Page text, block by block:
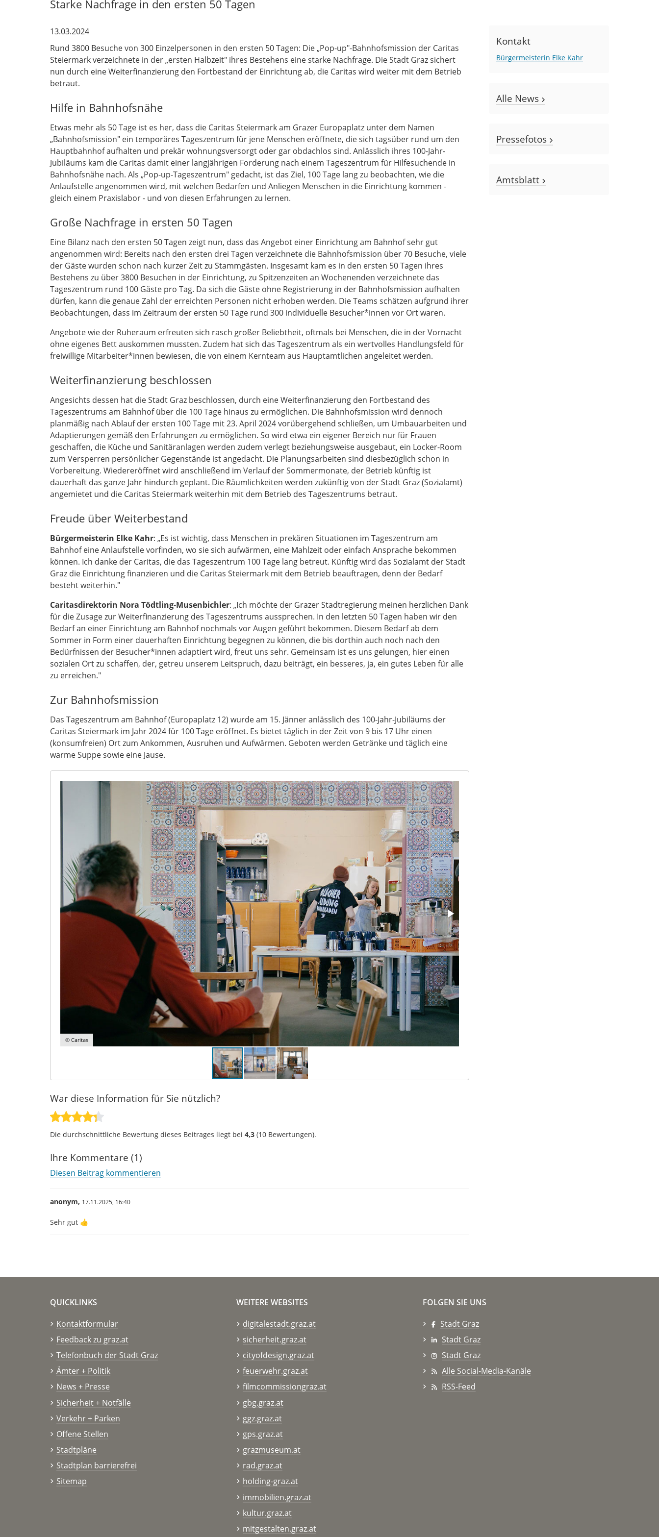
Starke Nachfrage in den ersten 50 Tagen
13.03.2024
Rund 3800 Besuche von 300 Einzelpersonen in den ersten 50 Tagen: Die „Pop-up"-Bahnhofsmission der Caritas
Steiermark verzeichnete in der „ersten Halbzeit" ihres Bestehens eine starke Nachfrage. Die Stadt Graz sichert
nun durch eine Weiterfinanzierung den Fortbestand der Einrichtung ab, die Caritas wird weiter mit dem Betrieb
betraut.
Hilfe in Bahnhofsnähe
Etwas mehr als 50 Tage ist es her, dass die Caritas Steiermark am Grazer Europaplatz unter dem Namen
„Bahnhofsmission" ein temporäres Tageszentrum für jene Menschen eröffnete, die sich tagsüber rund um den
Hauptbahnhof aufhalten und prekär wohnungsversorgt oder gar obdachlos sind. Anlässlich ihres 100-Jahr-
Jubiläums kam die Caritas damit einer langjährigen Forderung nach einem Tageszentrum für Hilfesuchende in
Bahnhofsnähe nach. Als „Pop-up-Tageszentrum" gedacht, ist das Ziel, 100 Tage lang zu beobachten, wie die
Anlaufstelle angenommen wird, mit welchen Bedarfen und Anliegen Menschen in die Einrichtung kommen -
gleich einem Praxislabor - und von diesen Erfahrungen zu lernen.
Große Nachfrage in ersten 50 Tagen
Eine Bilanz nach den ersten 50 Tagen zeigt nun, dass das Angebot einer Einrichtung am Bahnhof sehr gut
angenommen wird: Bereits nach den ersten drei Tagen verzeichnete die Bahnhofsmission über 70 Besuche, viele
der Gäste wurden schon nach kurzer Zeit zu Stammgästen. Insgesamt kam es in den ersten 50 Tagen ihres
Bestehens zu über 3800 Besuchen in der Einrichtung, zu Spitzenzeiten an Wochenenden verzeichnete das
Tageszentrum rund 100 Gäste pro Tag. Da sich die Gäste ohne Registrierung in der Bahnhofsmission aufhalten
dürfen, kann die genaue Zahl der erreichten Personen nicht erhoben werden. Die Teams schätzen aufgrund ihrer
Beobachtungen, dass im Zeitraum der ersten 50 Tage rund 300 individuelle Besucher*innen vor Ort waren.
Angebote wie der Ruheraum erfreuten sich rasch großer Beliebtheit, oftmals bei Menschen, die in der Vornacht
ohne eigenes Bett auskommen mussten. Zudem hat sich das Tageszentrum als ein wertvolles Handlungsfeld für
freiwillige Mitarbeiter*innen bewiesen, die von einem Kernteam aus Hauptamtlichen angeleitet werden.
Weiterfinanzierung beschlossen
Angesichts dessen hat die Stadt Graz beschlossen, durch eine Weiterfinanzierung den Fortbestand des
Tageszentrums am Bahnhof über die 100 Tage hinaus zu ermöglichen. Die Bahnhofsmission wird dennoch
planmäßig nach Ablauf der ersten 100 Tage mit 23. April 2024 vorübergehend schließen, um Umbauarbeiten und
Adaptierungen gemäß den Erfahrungen zu ermöglichen. So wird etwa ein eigener Bereich nur für Frauen
geschaffen, die Küche und Sanitäranlagen werden zudem verlegt beziehungsweise ausgebaut, ein Locker-Room
zum Versperren persönlicher Gegenstände ist angedacht. Die Planungsarbeiten sind diesbezüglich schon in
Vorbereitung. Wiedereröffnet wird anschließend im Verlauf der Sommermonate, der Betrieb künftig ist
dauerhaft das ganze Jahr hindurch geplant. Die Räumlichkeiten werden zukünftig von der Stadt Graz (Sozialamt)
angemietet und die Caritas Steiermark weiterhin mit dem Betrieb des Tageszentrums betraut.
Freude über Weiterbestand
Bürgermeisterin Elke Kahr: „Es ist wichtig, dass Menschen in prekären Situationen im Tageszentrum am
Bahnhof eine Anlaufstelle vorfinden, wo sie sich aufwärmen, eine Mahlzeit oder einfach Ansprache bekommen
können. Ich danke der Caritas, die das Tageszentrum 100 Tage lang betreut. Künftig wird das Sozialamt der Stadt
Graz die Einrichtung finanzieren und die Caritas Steiermark mit dem Betrieb beauftragen, denn der Bedarf
besteht weiterhin."
Caritasdirektorin Nora Tödtling-Musenbichler: „Ich möchte der Grazer Stadtregierung meinen herzlichen Dank
für die Zusage zur Weiterfinanzierung des Tageszentrums aussprechen. In den letzten 50 Tagen haben wir den
Bedarf an einer Einrichtung am Bahnhof nochmals vor Augen geführt bekommen. Diesem Bedarf ab dem
Sommer in Form einer dauerhaften Einrichtung begegnen zu können, die bis dorthin auch noch nach den
Bedürfnissen der Besucher*innen adaptiert wird, freut uns sehr. Gemeinsam ist es uns gelungen, hier einen
sozialen Ort zu schaffen, der, getreu unserem Leitspruch, dazu beiträgt, ein besseres, ja, ein gutes Leben für alle
zu erreichen."
Zur Bahnhofsmission
Das Tageszentrum am Bahnhof (Europaplatz 12) wurde am 15. Jänner anlässlich des 100-Jahr-Jubiläums der
Caritas Steiermark im Jahr 2024 für 100 Tage eröffnet. Es bietet täglich in der Zeit von 9 bis 17 Uhr einen
(konsumfreien) Ort zum Ankommen, Ausruhen und Aufwärmen. Geboten werden Getränke und täglich eine
warme Suppe sowie eine Jause.
© Caritas
War diese Information für Sie nützlich?
Die durchschnittliche Bewertung dieses Beitrages liegt bei 4,3 (10 Bewertungen).
Ihre Kommentare (1)
Diesen Beitrag kommentieren
anonym, 17.11.2025, 16:40
Sehr gut 👍
Kontakt
Bürgermeisterin Elke Kahr
Alle News
Pressefotos
Amtsblatt
QUICKLINKS
Kontaktformular
Feedback zu graz.at
Telefonbuch der Stadt Graz
Ämter + Politik
News + Presse
Sicherheit + Notfälle
Verkehr + Parken
Offene Stellen
Stadtpläne
Stadtplan barrierefrei
Sitemap
WEITERE WEBSITES
digitalestadt.graz.at
sicherheit.graz.at
cityofdesign.graz.at
feuerwehr.graz.at
filmcommissiongraz.at
gbg.graz.at
ggz.graz.at
gps.graz.at
grazmuseum.at
rad.graz.at
holding-graz.at
immobilien.graz.at
kultur.graz.at
mitgestalten.graz.at
FOLGEN SIE UNS
Stadt Graz
Stadt Graz
Stadt Graz
Alle Social-Media-Kanäle
RSS-Feed